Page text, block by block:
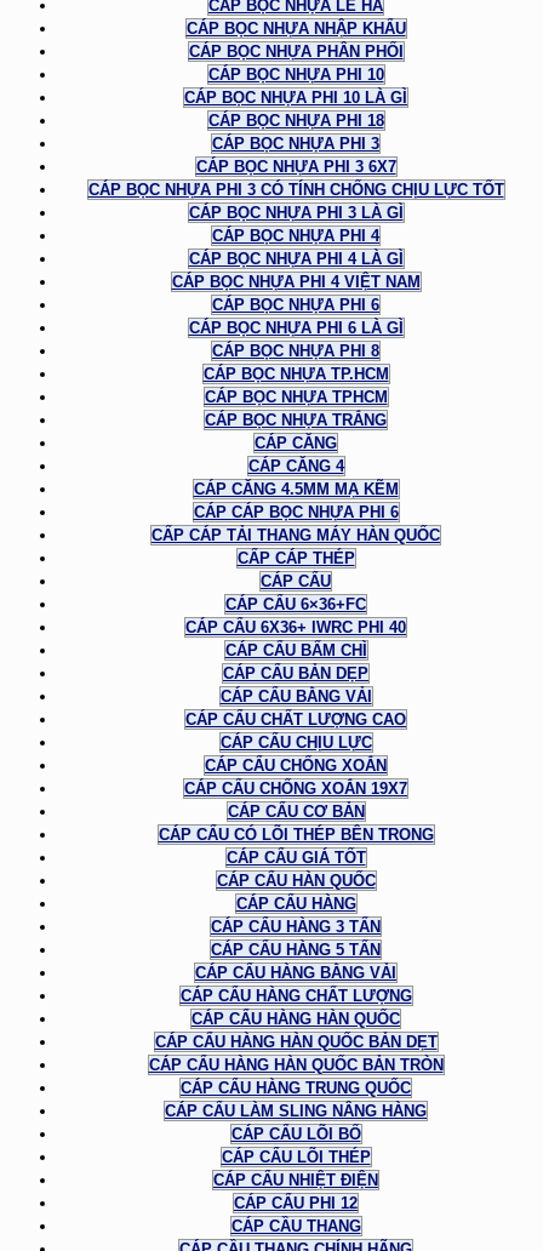
CÁP BỌC NHỰA LÊ HÀ
CÁP BỌC NHỰA NHẬP KHẨU
CÁP BỌC NHỰA PHÂN PHỐI
CÁP BỌC NHỰA PHI 10
CÁP BỌC NHỰA PHI 10 LÀ GÌ
CÁP BỌC NHỰA PHI 18
CÁP BỌC NHỰA PHI 3
CÁP BỌC NHỰA PHI 3 6X7
CÁP BỌC NHỰA PHI 3 CÓ TÍNH CHỐNG CHỊU LỰC TỐT
CÁP BỌC NHỰA PHI 3 LÀ GÌ
CÁP BỌC NHỰA PHI 4
CÁP BỌC NHỰA PHI 4 LÀ GÌ
CÁP BỌC NHỰA PHI 4 VIỆT NAM
CÁP BỌC NHỰA PHI 6
CÁP BỌC NHỰA PHI 6 LÀ GÌ
CÁP BỌC NHỰA PHI 8
CÁP BỌC NHỰA TP.HCM
CÁP BỌC NHỰA TPHCM
CÁP BỌC NHỰA TRẮNG
CÁP CĂNG
CÁP CĂNG 4
CÁP CĂNG 4.5MM MẠ KẼM
CÁP CÁP BỌC NHỰA PHI 6
CẤP CÁP TẢI THANG MÁY HÀN QUỐC
CẤP CÁP THÉP
CÁP CẨU
CÁP CẨU 6×36+FC
CÁP CẨU 6X36+ IWRC PHI 40
CÁP CẨU BẤM CHÌ
CÁP CẨU BẢN DẸP
CÁP CẨU BẰNG VẢI
CÁP CẨU CHẤT LƯỢNG CAO
CÁP CẨU CHỊU LỰC
CÁP CẨU CHỐNG XOẮN
CÁP CẨU CHỐNG XOẮN 19X7
CÁP CẨU CƠ BẢN
CÁP CẨU CÓ LÕI THÉP BÊN TRONG
CÁP CẨU GIÁ TỐT
CÁP CẨU HÀN QUỐC
CÁP CẨU HÀNG
CÁP CẨU HÀNG 3 TẤN
CÁP CẨU HÀNG 5 TẤN
CÁP CẨU HÀNG BẰNG VẢI
CÁP CẨU HÀNG CHẤT LƯỢNG
CÁP CẨU HÀNG HÀN QUỐC
CÁP CẨU HÀNG HÀN QUỐC BẢN DẸT
CÁP CẨU HÀNG HÀN QUỐC BẢN TRÒN
CÁP CẨU HÀNG TRUNG QUỐC
CÁP CẨU LÀM SLING NÂNG HÀNG
CÁP CẨU LÕI BỐ
CÁP CẨU LÕI THÉP
CÁP CẨU NHIỆT ĐIỆN
CÁP CẨU PHI 12
CÁP CẦU THANG